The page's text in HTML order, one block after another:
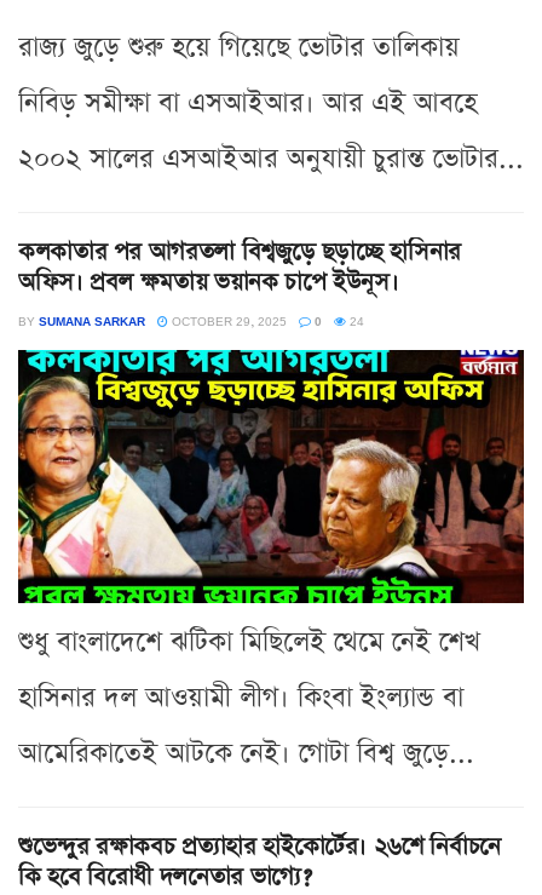
রাজ্য জুড়ে শুরু হয়ে গিয়েছে ভোটার তালিকায়
নিবিড় সমীক্ষা বা এসআইআর। আর এই আবহে
২০০২ সালের এসআইআর অনুযায়ী চুরান্ত ভোটার...
কলকাতার পর আগরতলা বিশ্বজুড়ে ছড়াচ্ছে হাসিনার
অফিস। প্রবল ক্ষমতায় ভয়ানক চাপে ইউনূস।
BY SUMANA SARKAR OCTOBER 29, 2025 0 24
শুধু বাংলাদেশে ঝটিকা মিছিলেই থেমে নেই শেখ
হাসিনার দল আওয়ামী লীগ। কিংবা ইংল্যান্ড বা
আমেরিকাতেই আটকে নেই। গোটা বিশ্ব জুড়ে...
শুভেন্দুর রক্ষাকবচ প্রত্যাহার হাইকোর্টের। ২৬শে নির্বাচনে
কি হবে বিরোধী দলনেতার ভাগ্যে?